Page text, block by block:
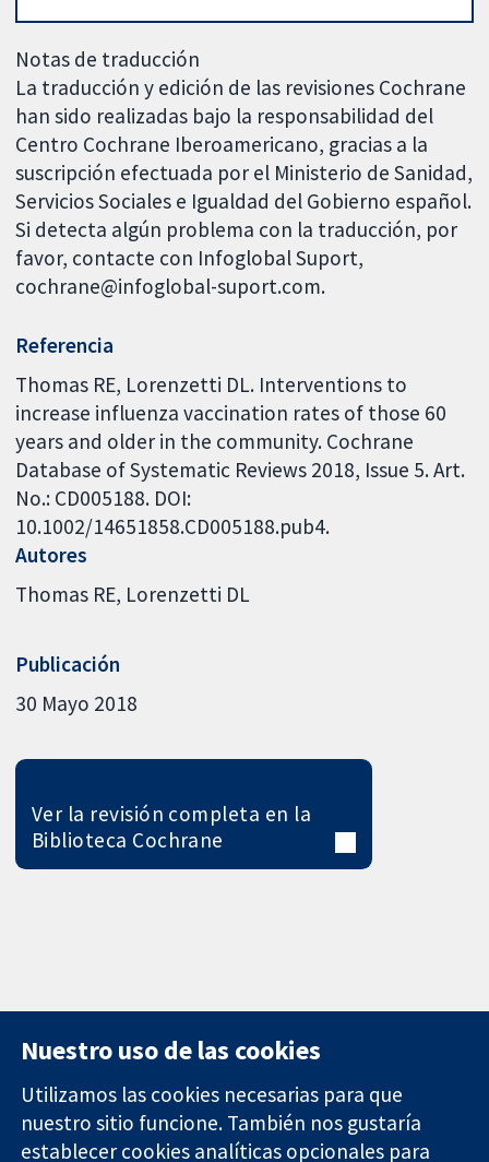
Notas de traducción
La traducción y edición de las revisiones Cochrane
han sido realizadas bajo la responsabilidad del
Centro Cochrane Iberoamericano, gracias a la
suscripción efectuada por el Ministerio de Sanidad,
Servicios Sociales e Igualdad del Gobierno español.
Si detecta algún problema con la traducción, por
favor, contacte con Infoglobal Suport,
cochrane@infoglobal-suport.com.
Referencia
Thomas RE, Lorenzetti DL. Interventions to
increase influenza vaccination rates of those 60
years and older in the community. Cochrane
Database of Systematic Reviews 2018, Issue 5. Art.
No.: CD005188. DOI:
10.1002/14651858.CD005188.pub4.
Autores
Thomas RE Lorenzetti DL
Publicación
30 Mayo 2018
Ver la revisión completa en la
Biblioteca Cochrane
11-13 Cavendish
Square
Contacto
Noticias
Nuestro uso de las cookies
Utilizamos las cookies necesarias para que
nuestro sitio funcione. También nos gustaría
establecer cookies analíticas opcionales para